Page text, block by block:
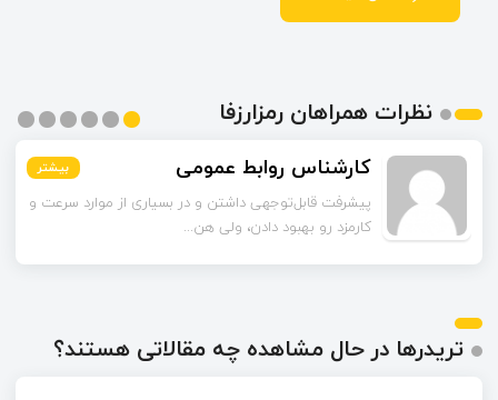
نظرات همراهان رمزارزفا
کارشناس روابط عمومی بیشتر
پیشرفت قابل‌توجهی داشتن و در بسیاری از موارد سرعت و
کارمزد رو بهبود دادن، ولی هن...
محمدی بیشتر
راهکارهای لایه دوم رو به‌عنوان راه‌حل گفتین. این شبکه‌ها
چقدر تونستن مشکل مقیاس‌...
بیشتر
بیشتر
بیشتر
بیشتر
تریدرها در حال مشاهده چه مقالاتی هستند؟